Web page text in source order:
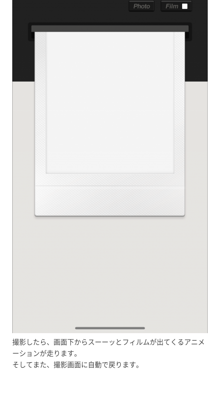
撮影したら、画面下からスーーッとフィルムが出てくるアニメ
ーションが走ります。
そしてまた、撮影画面に自動で戻ります。